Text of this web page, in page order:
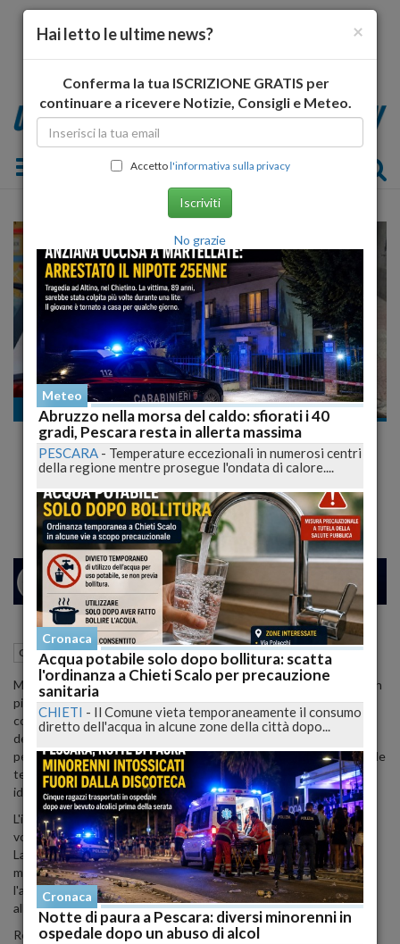
Toggle navigation
Cronaca
TERRORE ALLA MONDADORI: COMMESSE
MINACCIATE COL COLTELLO, CACCIA AL
MILANO 24 27
Cronaca Pescara (PE) 08 Marzo 2024 18:09
Momenti di terrore si sono vissuti ieri sera alla libreria Mondadori in
pieno centro, quando un rapinatore solitario ha minacciato una
commessa con un coltello e si è dato alla fuga con circa 400 euro
dell'incasso. Le forze dell'ordine sono ora impegnate nella caccia
per individuare l'aggressore, mentre analizzano le registrazioni delle
telecamere di sicurezza nella speranza di trovare indizi utili alla sua
identificazione.
L'incidente è avvenuto intorno alle 19:00, quando l'uomo, con il
volto coperto, ha fatto irruzione nella libreria situata in via Milano.
La commessa è stata costretta a consegnare il denaro sotto
minaccia di morte. La rapida risposta delle forze dell'ordine, con
l'arrivo di due pattuglie, ha scongiurato il peggio e posto fine
all'incubo vissuto dalla vittima.
Restate aggiornati per ulteriori sviluppi su questa vicenda e sulle
×
Hai letto le ultime news?
Conferma la tua ISCRIZIONE GRATIS per
continuare a ricevere Notizie, Consigli e Meteo.
Accettol'informativa sulla privacy
Iscriviti
No grazie
Meteo
Abruzzo nella morsa del caldo: sfiorati i 40
gradi, Pescara resta in allerta massima
PESCARA - Temperature eccezionali in numerosi centri
della regione mentre prosegue l'ondata di calore....
Cronaca
Acqua potabile solo dopo bollitura: scatta
l'ordinanza a Chieti Scalo per precauzione
sanitaria
CHIETI - Il Comune vieta temporaneamente il consumo
diretto dell'acqua in alcune zone della città dopo...
Cronaca
Notte di paura a Pescara: diversi minorenni in
ospedale dopo un abuso di alcol